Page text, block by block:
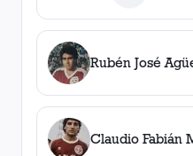
Rubén José
Claudio Fabián